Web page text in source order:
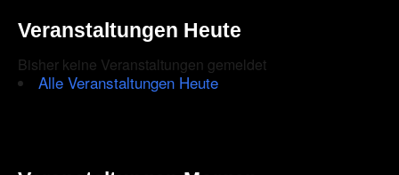
ganz
–
Das
Robert
Veranstaltungen Heute
Bisher keine Veranstaltungen gemeldet
Alle Veranstaltungen Heute